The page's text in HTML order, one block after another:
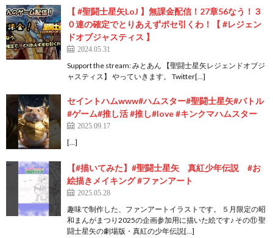
【 #聖闘士星矢LoJ 】無課金配信！27章56なう！３
０連の確定でとりあえずポセ引くわ！【 #レジェン
ドオブジャスティス 】
2024.05.31
Support the stream: みとあん 【聖闘士星矢レジェンドオブジ
ャスティス】 やっていきます。 Twitter[…]
セイントハムwww#ハムスター#聖闘士星矢#バトル
#ゲーム#推し活 #推し#love #キンクマハムスター
2025.09.17
[…]
【#描いてみた】#聖闘士星矢 真紅少年伝説 #お
絵描きメイキング #ファンアート
2025.05.28
趣味で制作した、ファンアートイラストです。 ５月限定の昭
和まんがまつり2025の企画参加用に描いた絵です♪ その⑪ 聖
闘士星矢の劇場版・真紅の少年伝説[…]